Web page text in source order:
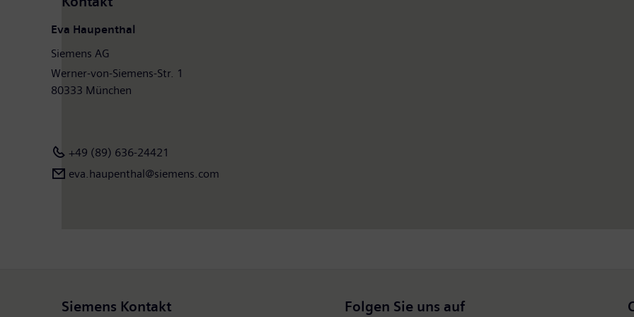
Eva Haupenthal
Siemens AG
Werner-von-Siemens-Str. 1
80333 München
+49 (89) 636-24421
eva.haupenthal@siemens.com
Siemens Kontakt Folgen Sie uns auf